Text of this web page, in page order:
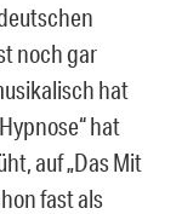
noch gar
hat
hat
auf „Das Mit
fast als